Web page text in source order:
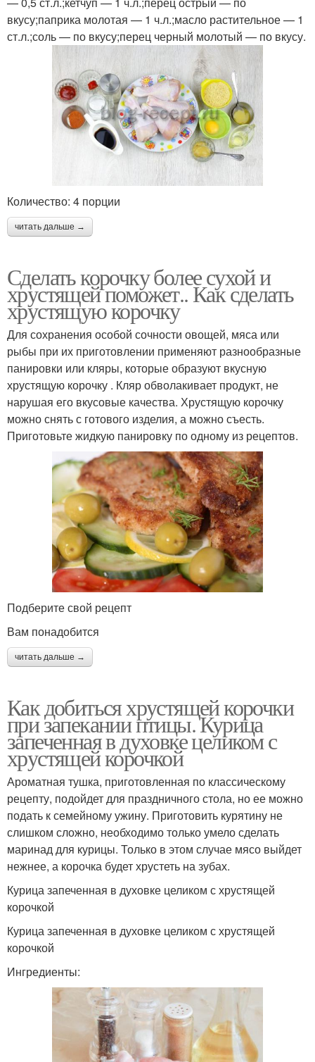
вкусу;паприка молотая — 1 ч.л.;масло растительное — 1
ст.л.;соль — по вкусу;перец черный молотый — по вкусу.
Количество: 4 порции
читать дальше →
Сделать корочку более сухой и
хрустящей поможет.. Как сделать
хрустящую корочку
Для сохранения особой сочности овощей, мяса или
рыбы при их приготовлении применяют разнообразные
панировки или кляры, которые образуют вкусную
хрустящую корочку . Кляр обволакивает продукт, не
нарушая его вкусовые качества. Хрустящую корочку
можно снять с готового изделия, а можно съесть.
Приготовьте жидкую панировку по одному из рецептов.
Подберите свой рецепт
Вам понадобится
читать дальше →
Как добиться хрустящей корочки
при запекании птицы. Курица
запеченная в духовке целиком с
хрустящей корочкой
Ароматная тушка, приготовленная по классическому
рецепту, подойдет для праздничного стола, но ее можно
подать к семейному ужину. Приготовить курятину не
слишком сложно, необходимо только умело сделать
маринад для курицы. Только в этом случае мясо выйдет
нежнее, а корочка будет хрустеть на зубах.
Курица запеченная в духовке целиком с хрустящей
корочкой
Курица запеченная в духовке целиком с хрустящей
корочкой
Ингредиенты: